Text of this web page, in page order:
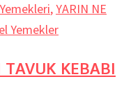
,YARIN NE
Yemekler
TAVUK KEBABI